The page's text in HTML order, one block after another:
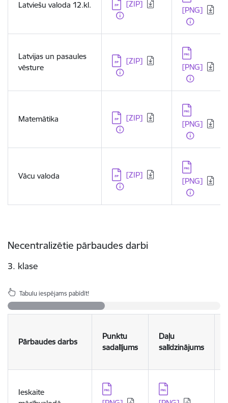
Latviešu valoda 12.kl. [ZIP]
[PNG]
Latvijas un pasaules
vēsture
Lejupielādēt:
[ZIP]
Lejupielādēt:
[PNG]
Matemātika Lejupielādēt:
[ZIP]
Lejupielādēt:
[PNG]
Vācu valoda Lejupielādēt:
[ZIP]
Lejupielādēt:
[PNG]
Necentralizētie pārbaudes darbi
3. klase
Tabulu iespējams pabīdīt!
Pārbaudes darbs
Punktu
sadalījums
Daļu
salīdzinājums
Ieskaite
Lejupielādēt:
Lejupielādēt: